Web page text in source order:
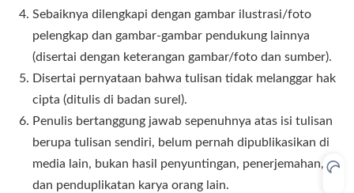
Sebaiknya dilengkapi dengan gambar ilustrasi/foto
pelengkap dan gambar-gambar pendukung lainnya
(disertai dengan keterangan gambar/foto dan sumber).
Disertai pernyataan bahwa tulisan tidak melanggar hak
cipta (ditulis di badan surel).
Penulis bertanggung jawab sepenuhnya atas isi tulisan
berupa tulisan sendiri, belum pernah dipublikasikan di
media lain, bukan hasil penyuntingan, penerjemahan,
dan penduplikatan karya orang lain.